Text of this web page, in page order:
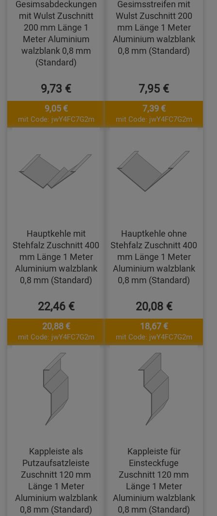
Gesimsabdeckungen
mit Wulst Zuschnitt
200 mm Länge 1
Meter Aluminium
walzblank 0,8 mm
(Standard)
9,73 €
9,05 €
mit Code: jwY4FC7G2m
Gesimsstreifen mit
Wulst Zuschnitt 200
mm Länge 1 Meter
Aluminium walzblank
0,8 mm (Standard)
7,95 €
7,39 €
mit Code: jwY4FC7G2m
Hauptkehle mit
Stehfalz Zuschnitt 400
mm Länge 1 Meter
Aluminium walzblank
0,8 mm (Standard)
22,46 €
20,88 €
mit Code: jwY4FC7G2m
Hauptkehle ohne
Stehfalz Zuschnitt 400
mm Länge 1 Meter
Aluminium walzblank
0,8 mm (Standard)
20,08 €
18,67 €
mit Code: jwY4FC7G2m
Kappleiste als
Putzaufsatzleiste
Zuschnitt 120 mm
Länge 1 Meter
Aluminium walzblank
0,8 mm (Standard)
Kappleiste für
Einsteckfuge
Zuschnitt 120 mm
Länge 1 Meter
Aluminium walzblank
0,8 mm (Standard)